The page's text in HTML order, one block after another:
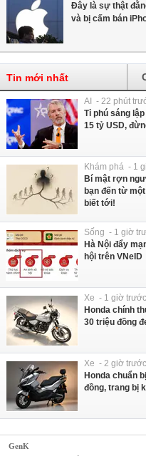
Đây là sự thật
và bị cấm bán
Tin mới nhất
AI - 22 phút
Tỉ phú sáng
15 tỷ USD,
Khám phá - 1
Bí mật rợn
bạn đến từ
biết tới!
Sống - 1 giờ
Hà Nội đẩy
hội trên VNeID
Xe - 1 giờ trước
Honda chính
30 triệu đồng
Xe - 2 giờ trước
Honda chuẩn
đồng, trang bị
GenK